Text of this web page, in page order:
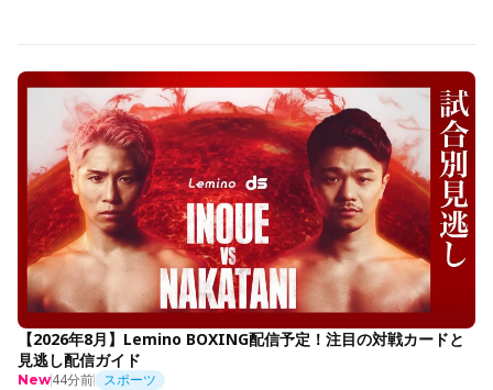
【2026年8月】Lemino BOXING配信予定！注目の対戦カードと
見逃し配信ガイド
New44分前 スポーツ